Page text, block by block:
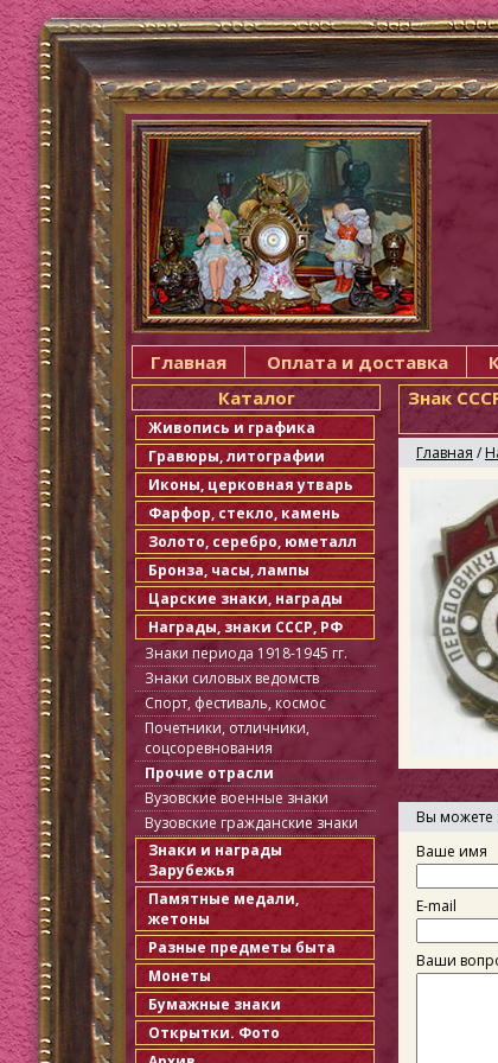
Главная Оплата и доставка
Каталог
Живопись и графика
Гравюры, литографии
Иконы, церковная утварь
Фарфор, стекло, камень
Золото, серебро, юметалл
Бронза, часы, лампы
Царские знаки, награды
Награды, знаки СССР, РФ
Знаки периода 1918-1945 гг.
Знаки силовых ведомств
Спорт, фестиваль, космос
Почетники, отличники,
соцсоревнования
Прочие отрасли
Вузовские военные знаки
Вузовские гражданские знаки
Знаки и награды
Зарубежья
Памятные медали,
жетоны
Разные предметы быта
Монеты
Бумажные знаки
Открытки. Фото
Знак
Главная /
Вы можете
Ваше имя
E-mail
Ваши